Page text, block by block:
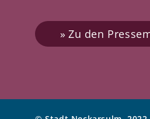
Zu den